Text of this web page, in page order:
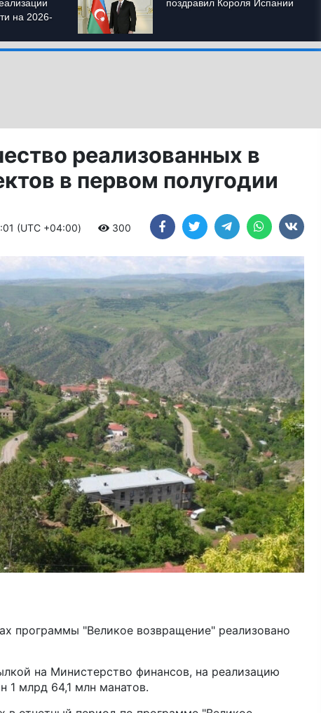
реализованных в
в первом полугодии
(UTC +04:00) 300
программы "Великое возвращение" реализовано
на Министерство финансов, на реализацию
1 млрд 64,1 млн манатов.